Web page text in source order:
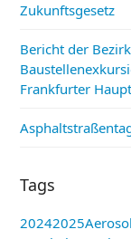
Zukunftsgesetz
Bericht der
Frankfurter
Tags
20242025